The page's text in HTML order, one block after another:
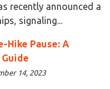
recently announced a
signaling...
Hike Pause: A
14, 2023